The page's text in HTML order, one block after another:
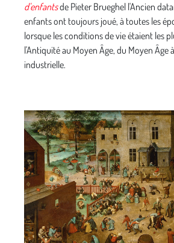
d'enfantsde Pieter Brueghel l'Ancien
enfants ont toujours joué, à toutes les
lorsque les conditions de vie étaient les
l'Antiquité au Moyen Âge, du Moyen Âge
industrielle.